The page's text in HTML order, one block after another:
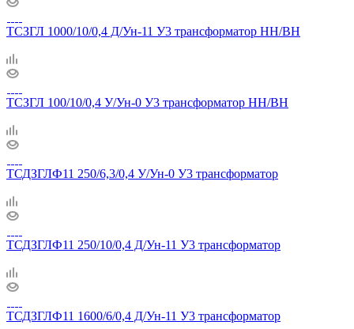
ТСЗГЛ 1000/10/0,4 Д/Ун-11 У3 трансформатор НН/ВН
ТСЗГЛ 100/10/0,4 У/Ун-0 У3 трансформатор НН/ВН
ТСДЗГЛФ11 250/6,3/0,4 У/Ун-0 У3 трансформатор
ТСДЗГЛФ11 250/10/0,4 Д/Ун-11 У3 трансформатор
ТСДЗГЛФ11 1600/6/0,4 Д/Ун-11 У3 трансформатор